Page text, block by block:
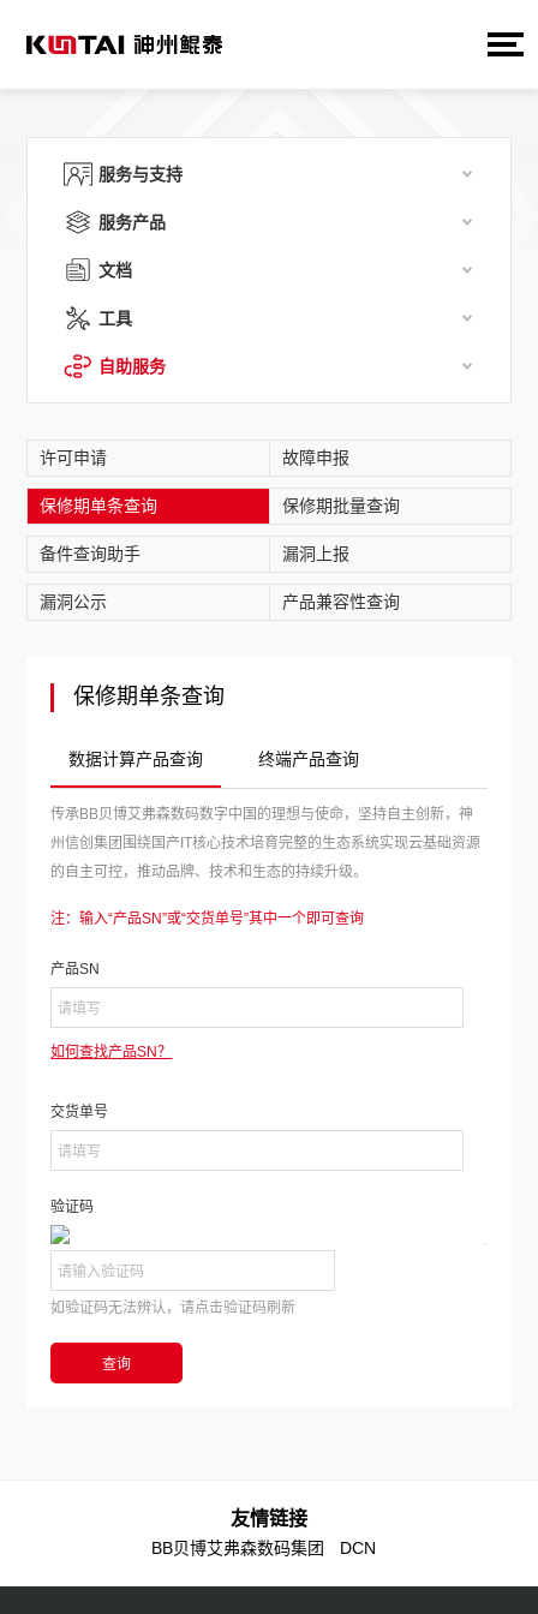
服务与支持
服务产品
文档
工具
自助服务
许可申请 故障申报
保修期单条查询 保修期批量查询
备件查询助手 漏洞上报
漏洞公示 产品兼容性查询
保修期单条查询
数据计算产品查询 终端产品查询
传承BB贝博艾弗森数码数字中国的理想与使命，坚持自主创新，神
州信创集团围绕国产IT核心技术培育完整的生态系统实现云基础资源
的自主可控，推动品牌、技术和生态的持续升级。
注：输入“产品SN”或“交货单号”其中一个即可查询
产品SN
如何查找产品SN？
交货单号
验证码
如验证码无法辨认，请点击验证码刷新
友情链接
BB贝博艾弗森数码集团 DCN